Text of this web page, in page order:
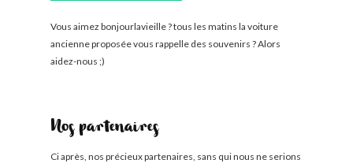
Vous aimez bonjourlavieille ? tous les matins la voiture
ancienne proposée vous rappelle des souvenirs ? Alors
aidez-nous ;)
Nos partenaires
Ci après, nos précieux partenaires, sans qui nous ne serions